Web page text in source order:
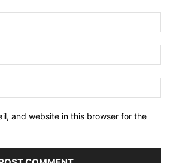
and website in this browser for the